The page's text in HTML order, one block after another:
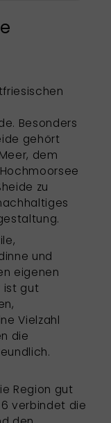
Besonders
gehört
dem
zu
und
eigenen
ist gut
Vielzahl
die
Region gut
verbindet die